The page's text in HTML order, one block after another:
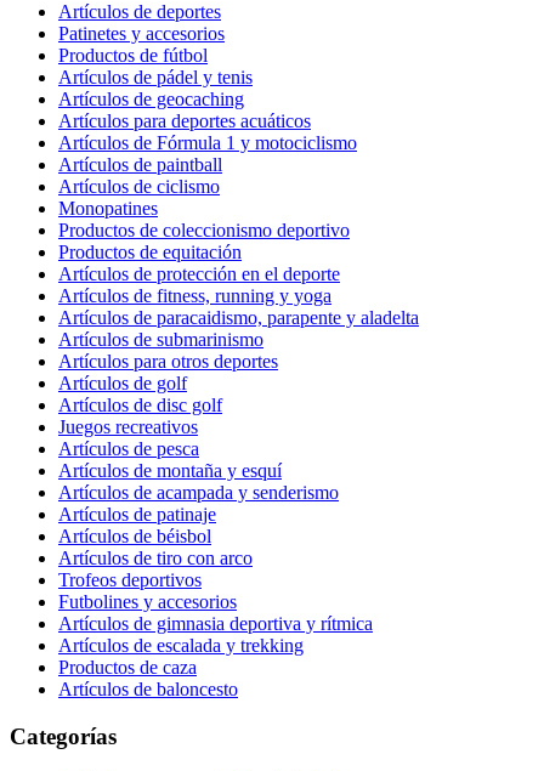
Artículos de deportes
Patinetes y accesorios
Productos de fútbol
Artículos de pádel y tenis
Artículos de geocaching
Artículos para deportes acuáticos
Artículos de Fórmula 1 y motociclismo
Artículos de paintball
Artículos de ciclismo
Monopatines
Productos de coleccionismo deportivo
Productos de equitación
Artículos de protección en el deporte
Artículos de fitness, running y yoga
Artículos de paracaidismo, parapente y aladelta
Artículos de submarinismo
Artículos para otros deportes
Artículos de golf
Artículos de disc golf
Juegos recreativos
Artículos de pesca
Artículos de montaña y esquí
Artículos de acampada y senderismo
Artículos de patinaje
Artículos de béisbol
Artículos de tiro con arco
Trofeos deportivos
Futbolines y accesorios
Artículos de gimnasia deportiva y rítmica
Artículos de escalada y trekking
Productos de caza
Artículos de baloncesto
Categorías